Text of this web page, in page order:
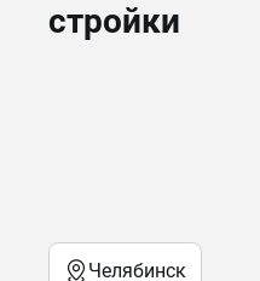
стройки
Челябинск